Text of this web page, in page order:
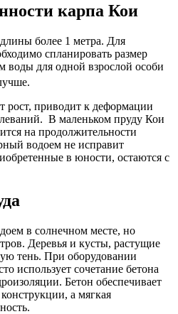
карпа Кои
более 1 метра. Для
спланировать размер
для одной взрослой особи
рост, приводит к деформации
В маленьком пруду Кои
на продолжительности
водоем не исправит
в юности, остаются с
в солнечном месте, но
Деревья и кусты, растущие
тень. При оборудовании
использует сочетание бетона
Бетон обеспечивает
а мягкая